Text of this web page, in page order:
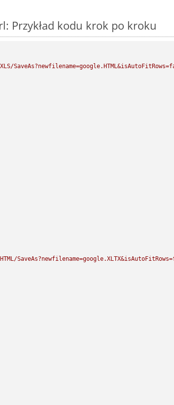
Przykład kodu krok po kroku